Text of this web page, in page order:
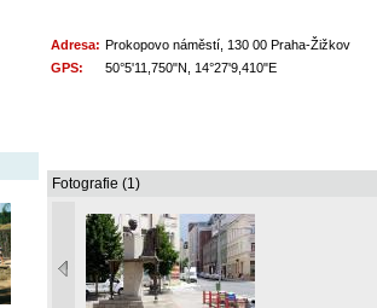
Adresa: Prokopovo náměstí, 130 00 Praha-Žižkov
GPS:
50°5'11,750"N, 14°27'9,410"E
Fotografie (1)